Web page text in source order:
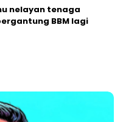
nelayan tenaga
BBM lagi